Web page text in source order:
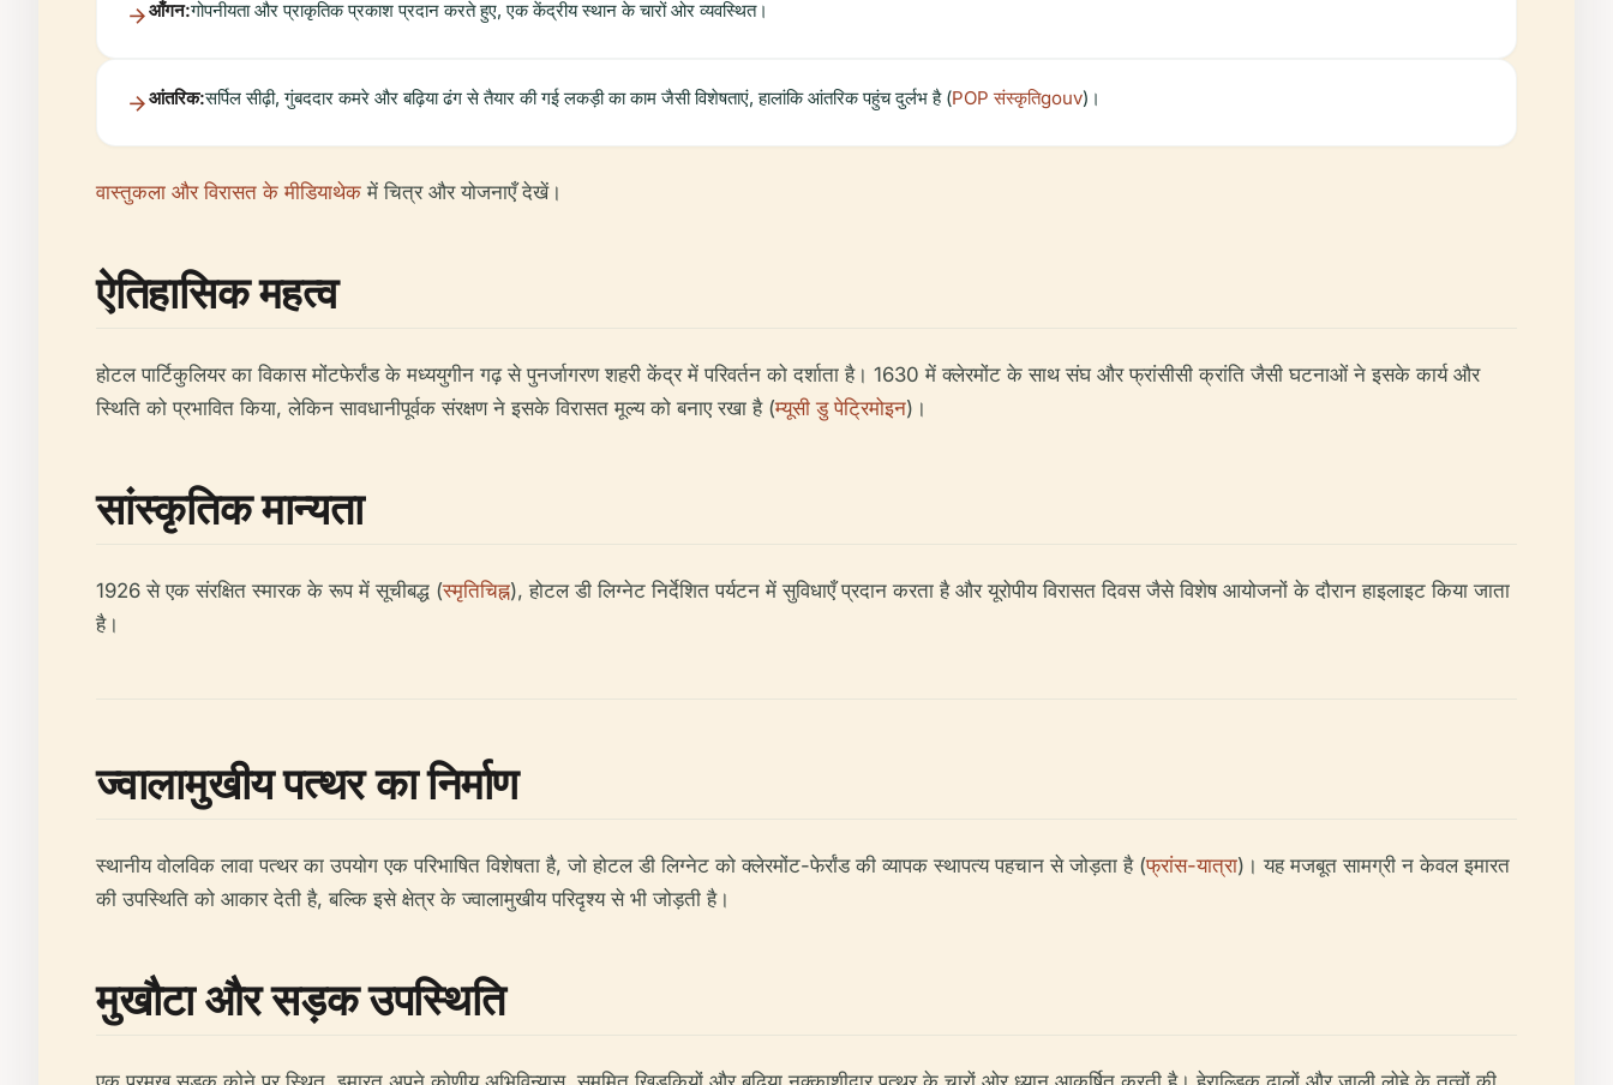
आँगन:गोपनीयता और प्राकृतिक प्रकाश प्रदान करते हुए, एक केंद्रीय स्थान के चारों ओर व्यवस्थित।
आंतरिक:सर्पिल सीढ़ी, गुंबददार कमरे और बढ़िया ढंग से तैयार की गई लकड़ी का काम जैसी विशेषताएं, हालांकि आंतरिक पहुंच दुर्लभ है (POP संस्कृतिgouv)।
वास्तुकला और विरासत के मीडियाथेक में चित्र और योजनाएँ देखें।
ऐतिहासिक महत्व
होटल पार्टिकुलियर का विकास मोंटफेर्रांड के मध्ययुगीन गढ़ से पुनर्जागरण शहरी केंद्र में परिवर्तन को दर्शाता है। 1630 में क्लेरमोंट के साथ संघ और फ्रांसीसी क्रांति जैसी घटनाओं ने इसके कार्य और
स्थिति को प्रभावित किया, लेकिन सावधानीपूर्वक संरक्षण ने इसके विरासत मूल्य को बनाए रखा है (म्यूसी डु पेट्रिमोइन)।
सांस्कृतिक मान्यता
1926 से एक संरक्षित स्मारक के रूप में सूचीबद्ध (स्मृतिचिह्न), होटल डी लिग्नेट निर्देशित पर्यटन में सुविधाएँ प्रदान करता है और यूरोपीय विरासत दिवस जैसे विशेष आयोजनों के दौरान हाइलाइट किया जाता
है।
ज्वालामुखीय पत्थर का निर्माण
स्थानीय वोलविक लावा पत्थर का उपयोग एक परिभाषित विशेषता है, जो होटल डी लिग्नेट को क्लेरमोंट-फेर्रांड की व्यापक स्थापत्य पहचान से जोड़ता है (फ्रांस-यात्रा)। यह मजबूत सामग्री न केवल इमारत
की उपस्थिति को आकार देती है, बल्कि इसे क्षेत्र के ज्वालामुखीय परिदृश्य से भी जोड़ती है।
मुखौटा और सड़क उपस्थिति